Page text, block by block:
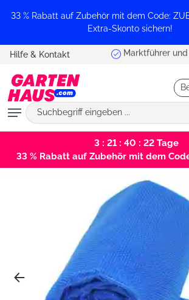
springen
33 % Rabatt auf Zubehör mit dem Code:
Extra-Skonto sichern!
Hilfe & Kontakt Marktführer
3 : 21 : 40 : 22Tage
33 % Rabatt auf Zubehör mit dem